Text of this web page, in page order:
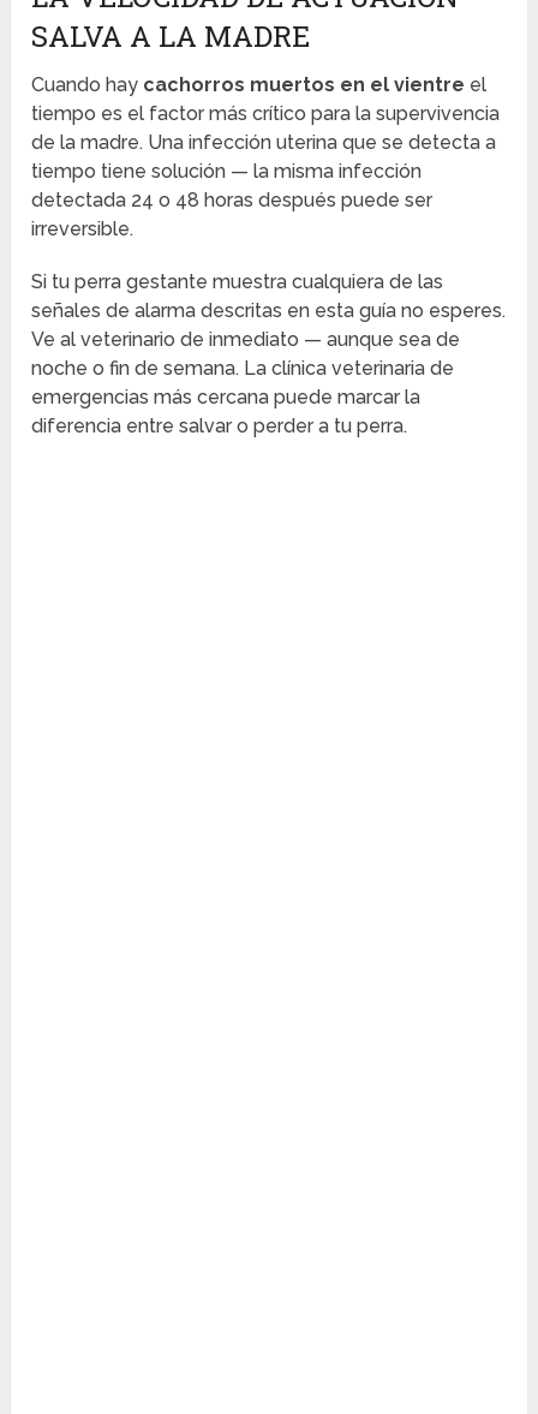
SALVA A LA MADRE
Cuando hay cachorros muertos en el vientre el
tiempo es el factor más crítico para la supervivencia
de la madre. Una infección uterina que se detecta a
tiempo tiene solución — la misma infección
detectada 24 o 48 horas después puede ser
irreversible.
Si tu perra gestante muestra cualquiera de las
señales de alarma descritas en esta guía no esperes.
Ve al veterinario de inmediato — aunque sea de
noche o fin de semana. La clínica veterinaria de
emergencias más cercana puede marcar la
diferencia entre salvar o perder a tu perra.